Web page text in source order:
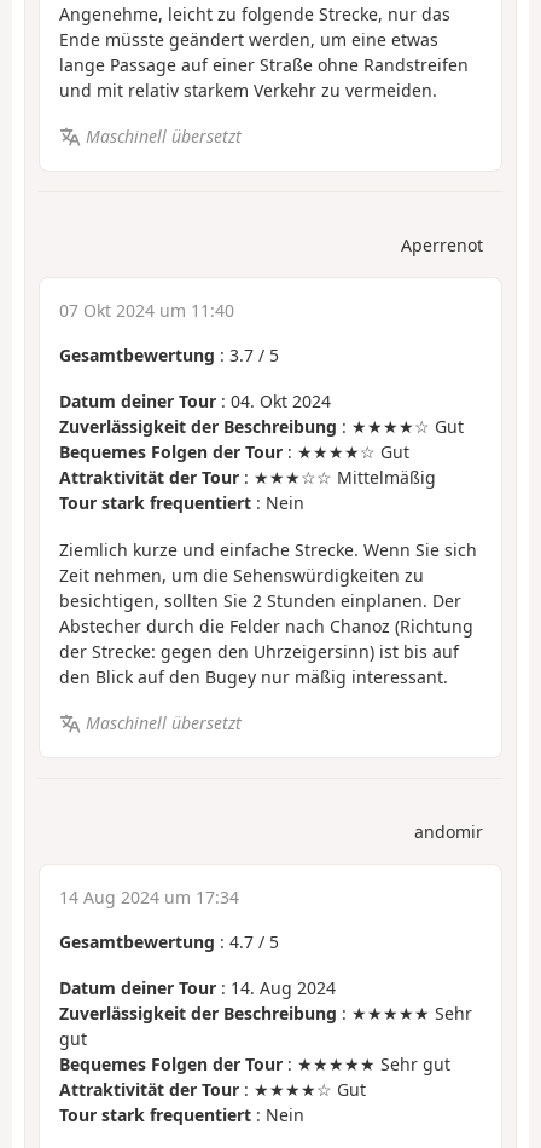
Angenehme, leicht zu folgende Strecke, nur das
Ende müsste geändert werden, um eine etwas
lange Passage auf einer Straße ohne Randstreifen
und mit relativ starkem Verkehr zu vermeiden.
Maschinell übersetzt
Aperrenot
07 Okt 2024 um 11:40
Gesamtbewertung : 3.7 / 5
Datum deiner Tour : 04. Okt 2024
Zuverlässigkeit der Beschreibung : ★★★★☆ Gut
Bequemes Folgen der Tour : ★★★★☆ Gut
Attraktivität der Tour : ★★★☆☆ Mittelmäßig
Tour stark frequentiert : Nein
Ziemlich kurze und einfache Strecke. Wenn Sie sich
Zeit nehmen, um die Sehenswürdigkeiten zu
besichtigen, sollten Sie 2 Stunden einplanen. Der
Abstecher durch die Felder nach Chanoz (Richtung
der Strecke: gegen den Uhrzeigersinn) ist bis auf
den Blick auf den Bugey nur mäßig interessant.
Maschinell übersetzt
andomir
14 Aug 2024 um 17:34
Gesamtbewertung : 4.7 / 5
Datum deiner Tour : 14. Aug 2024
Zuverlässigkeit der Beschreibung : ★★★★★ Sehr
gut
Bequemes Folgen der Tour : ★★★★★ Sehr gut
Attraktivität der Tour : ★★★★☆ Gut
Tour stark frequentiert : Nein